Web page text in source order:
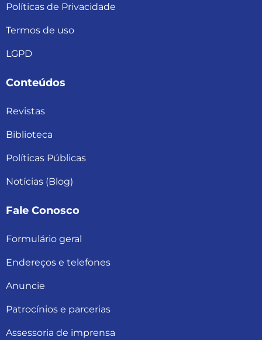
Políticas de Privacidade
Termos de uso
LGPD
Conteúdos
Revistas
Biblioteca
Políticas Públicas
Notícias (Blog)
Fale Conosco
Formulário geral
Endereços e telefones
Anuncie
Patrocínios e parcerias
Assessoria de imprensa